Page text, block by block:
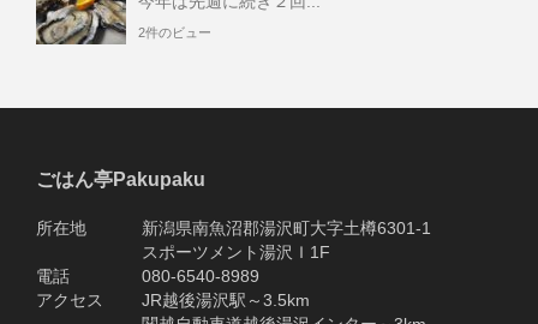
2件のビュー
ごはん亭Pakupaku
所在地 新潟県南魚沼郡湯沢町大字土樽6301-1
スポーツメント湯沢Ｉ1F
電話 080-6540-8989
アクセス JR越後湯沢駅～3.5km